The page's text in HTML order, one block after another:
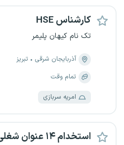
کارشناس HSE
تک نام کیهان پلیمر
آذربایجان شرقی
تبریز
تمام وقت
امریه سربازی
استخدام ۱۴ عنوان شغلی